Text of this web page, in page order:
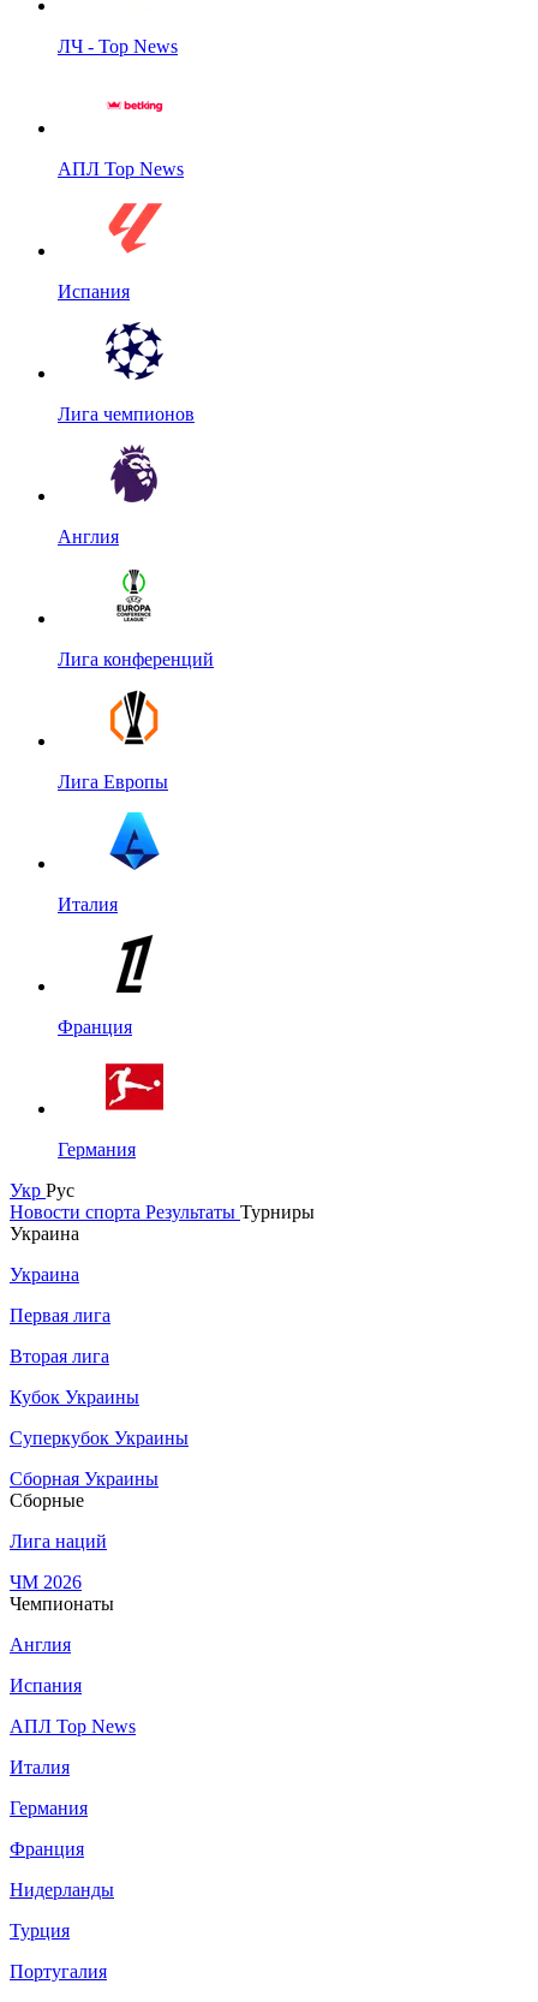
ЛЧ - Top News
АПЛ Top News
Испания
Лига чемпионов
Англия
Лига конференций
Лига Европы
Италия
Франция
Германия
Укр Рус
Новости спорта Результаты Турниры
Украина
Украина
Первая лига
Вторая лига
Кубок Украины
Суперкубок Украины
Сборная Украины
Сборные
Лига наций
ЧМ 2026
Чемпионаты
Англия
Испания
АПЛ Top News
Италия
Германия
Франция
Нидерланды
Турция
Португалия